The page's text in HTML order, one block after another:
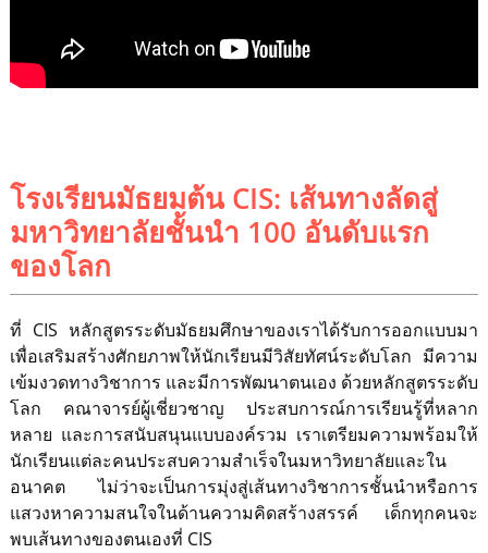
โรงเรียนมัธยมต้น CIS: เส้นทางลัดสู่
มหาวิทยาลัยชั้นนำ 100 อันดับแรก
ของโลก
ที่ CIS หลักสูตรระดับมัธยมศึกษาของเราได้รับการออกแบบมา
เพื่อเสริมสร้างศักยภาพให้นักเรียนมีวิสัยทัศน์ระดับโลก มีความ
เข้มงวดทางวิชาการ และมีการพัฒนาตนเอง ด้วยหลักสูตรระดับ
โลก คณาจารย์ผู้เชี่ยวชาญ ประสบการณ์การเรียนรู้ที่หลาก
หลาย และการสนับสนุนแบบองค์รวม เราเตรียมความพร้อมให้
นักเรียนแต่ละคนประสบความสำเร็จในมหาวิทยาลัยและใน
อนาคต ไม่ว่าจะเป็นการมุ่งสู่เส้นทางวิชาการชั้นนำหรือการ
แสวงหาความสนใจในด้านความคิดสร้างสรรค์ เด็กทุกคนจะ
พบเส้นทางของตนเองที่ CIS